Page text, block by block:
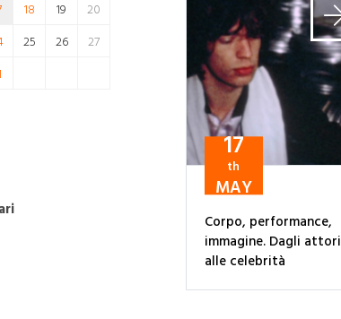
18 19
20
25 26
27
17
th
MAY
Corpo, performance,
immagine. Dagli attori
alle celebrità